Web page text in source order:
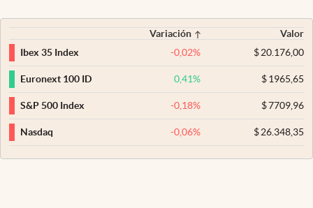
Variación
Valor
Ibex 35 Index
-0,02% $20.176,00
Euronext 100 ID 0,41% $1965,65
S&P 500 Index -0,18% $7709,96
Nasdaq -0,06% $26.348,35